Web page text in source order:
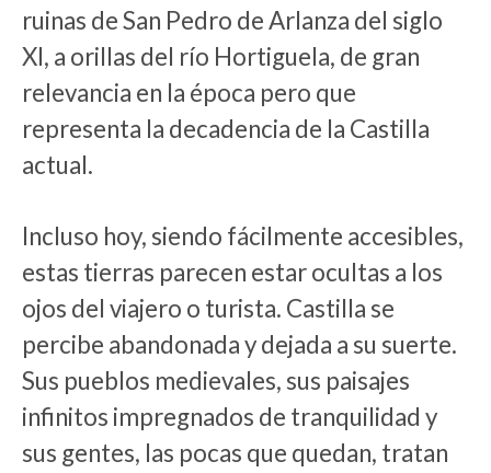
ruinas de San Pedro de Arlanza del siglo
XI, a orillas del río Hortiguela, de gran
relevancia en la época pero que
representa la decadencia de la Castilla
actual.
Incluso hoy, siendo fácilmente accesibles,
estas tierras parecen estar ocultas a los
ojos del viajero o turista. Castilla se
percibe abandonada y dejada a su suerte.
Sus pueblos medievales, sus paisajes
infinitos impregnados de tranquilidad y
sus gentes, las pocas que quedan, tratan